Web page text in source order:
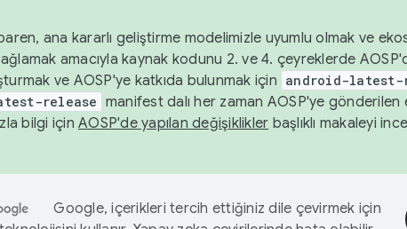
ana kararlı geliştirme modelimizle uyumlu olmak ve
sağlamak amacıyla kaynak kodunu 2. ve 4. çeyreklerde
ve AOSP'ye katkıda bulunmak için android-latest-
release manifest dalı her zaman AOSP'ye
bilgi için AOSP'de yapılan değişiklikler başlıklı makaleyi
Google, içerikleri tercih ettiğiniz dile çevirmek için